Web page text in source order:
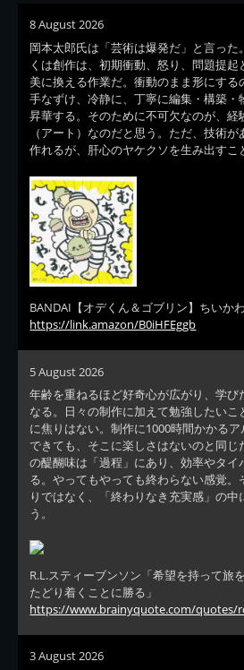
8 August 2026
岡本太郎氏は「芸術は爆発だ」と言った
くは創作は、初期衝動、怒り、問題提
美に換える作業だ。衝動のまま形にする
手なずけ、冷静に、丁寧に編集・構築・
昇華する。そのために不可欠なのが、
（アート）なのだと思う。ただ、技術
作れるが、肝心のヤケクソを生み出すこ
BANDAI【オデくん＆ゴブリン】ちいか
https://link.amazon/B0iHFEggb
5 August 2026
年齢を重ねるほど好奇心が広がり、学び
なる。日々の制作に加えて勉強したいこ
に焦りはない。制作に1000時間かかる
できても、そこに楽しさはないのと同
の醍醐味は「過程」にあり、効率やタイ
る。やってもやっても終わらない感覚。
りではなく、「終わりなき充実感」の
う。
R.L.スティーブンソン「希望を持って旅
たどり着くことに勝る」
https://www.brainyquote.com/quotes/
3 August 2026